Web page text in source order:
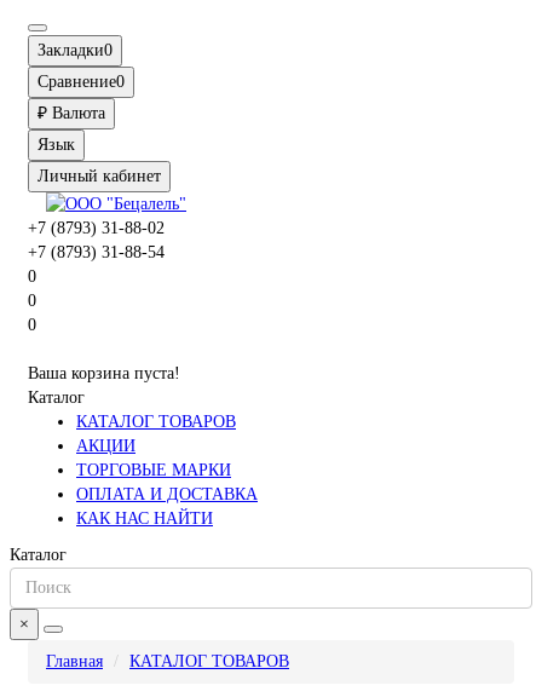
Закладки0
Сравнение0
₽ Валюта
Язык
Личный кабинет
+7 (8793) 31-88-02
+7 (8793) 31-88-54
0
0
0
Ваша корзина пуста!
Каталог
КАТАЛОГ ТОВАРОВ
АКЦИИ
ТОРГОВЫЕ МАРКИ
ОПЛАТА И ДОСТАВКА
КАК НАС НАЙТИ
Каталог
×
Главная КАТАЛОГ ТОВАРОВ